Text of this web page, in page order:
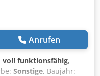
Anrufen
voll funktionsfähig,
Sonstige, Baujahr: